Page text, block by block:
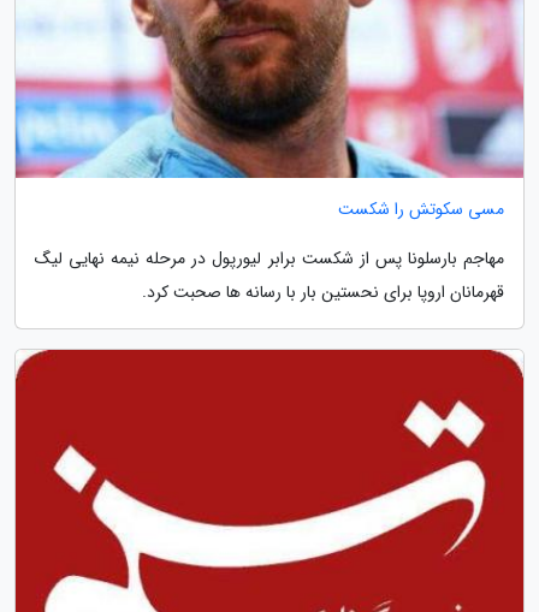
مسی سکوتش را شکست
مهاجم بارسلونا پس از شکست برابر لیورپول در مرحله نیمه نهایی لیگ
قهرمانان اروپا برای نحستین بار با رسانه ها صحبت کرد.